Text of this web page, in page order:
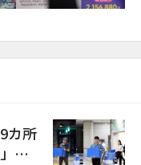
カ所
の